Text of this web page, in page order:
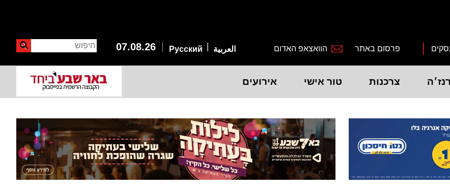
פרסום באתר הוואצאפ האדום 07.08.26 חיפוש
العربية Русский
צרכנות טור אישי אירועים